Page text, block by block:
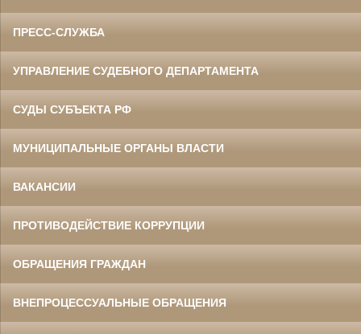
ПРЕСС-СЛУЖБА
УПРАВЛЕНИЕ СУДЕБНОГО ДЕПАРТАМЕНТА
СУДЫ СУБЪЕКТА РФ
МУНИЦИПАЛЬНЫЕ ОРГАНЫ ВЛАСТИ
ВАКАНСИИ
ПРОТИВОДЕЙСТВИЕ КОРРУПЦИИ
ОБРАЩЕНИЯ ГРАЖДАН
ВНЕПРОЦЕССУАЛЬНЫЕ ОБРАЩЕНИЯ